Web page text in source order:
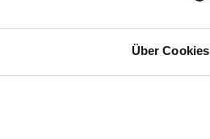
Über Cookies